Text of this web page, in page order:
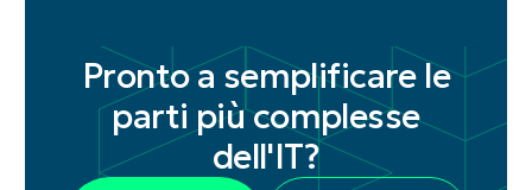
Pronto a semplificare le
parti più complesse
dell'IT?